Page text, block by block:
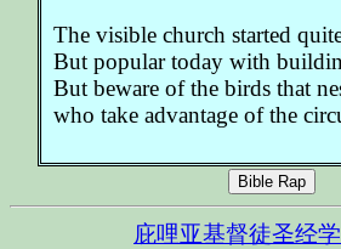
The visible church started
But popular today with
But beware of the birds that
who take advantage of the
Bible Rap
庇哩亚基督徒圣经